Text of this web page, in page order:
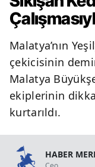
Malatya’nın
çekicisinin
Malatya
ekiplerinin
kurtarıldı.
HABER